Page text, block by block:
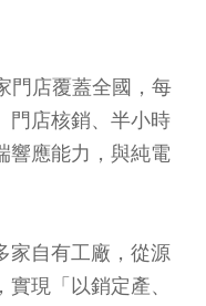
門店覆蓋全國，每
門店核銷、半小時
響應能力，與純電
家自有工廠，從源
現「以銷定產、